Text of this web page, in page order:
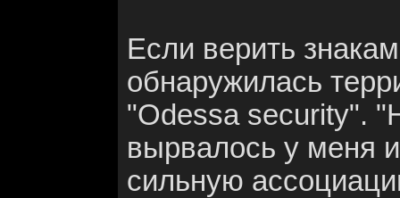
Если верить
обнаружилась
"Odessa security".
вырвалось у меня
сильную